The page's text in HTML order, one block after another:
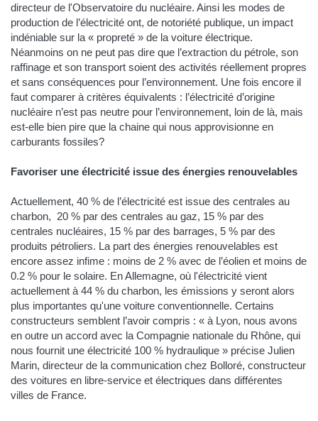
directeur de l'Observatoire du nucléaire. Ainsi les modes de
production de l’électricité ont, de notoriété publique, un impact
indéniable sur la « propreté » de la voiture électrique.
Néanmoins on ne peut pas dire que l’extraction du pétrole, son
raffinage et son transport soient des activités réellement propres
et sans conséquences pour l’environnement. Une fois encore il
faut comparer à critères équivalents : l’électricité d’origine
nucléaire n’est pas neutre pour l’environnement, loin de là, mais
est-elle bien pire que la chaine qui nous approvisionne en
carburants fossiles?
Favoriser une électricité issue des énergies renouvelables
Actuellement, 40 % de l’électricité est issue des centrales au
charbon, 20 % par des centrales au gaz, 15 % par des
centrales nucléaires, 15 % par des barrages, 5 % par des
produits pétroliers. La part des énergies renouvelables est
encore assez infime : moins de 2 % avec de l’éolien et moins de
0.2 % pour le solaire. En Allemagne, où l'électricité vient
actuellement à 44 % du charbon, les émissions y seront alors
plus importantes qu'une voiture conventionnelle. Certains
constructeurs semblent l’avoir compris : « à Lyon, nous avons
en outre un accord avec la Compagnie nationale du Rhône, qui
nous fournit une électricité 100 % hydraulique » précise Julien
Marin, directeur de la communication chez Bolloré, constructeur
des voitures en libre-service et électriques dans différentes
villes de France.